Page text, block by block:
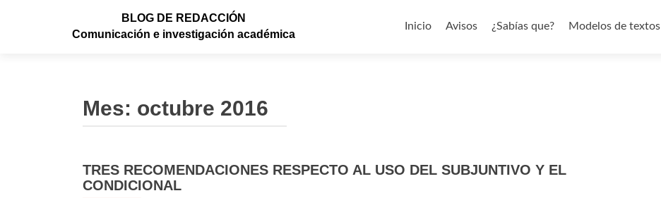
BLOG DE REDACCIÓN
Comunicación e investigación académica
Inicio
Avisos ¿Sabías que? Modelos de textos
Mes: octubre 2016
TRES RECOMENDACIONES RESPECTO AL USO DEL SUBJUNTIVO Y EL
CONDICIONAL